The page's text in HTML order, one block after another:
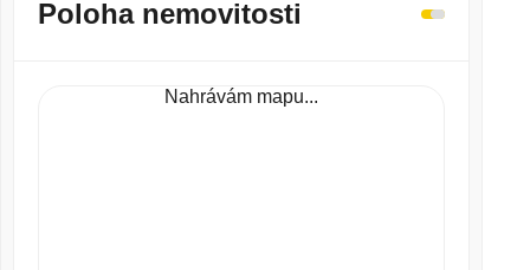
Poloha nemovitosti
Nahrávám mapu...